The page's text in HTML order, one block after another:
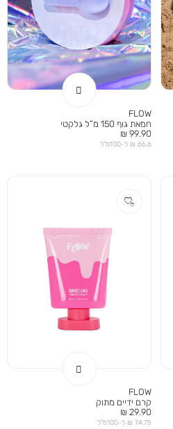
FLOW
חמאת גוף 150 מ”ל גלקטי
מחיר
מוצר
99.90 ₪
66.6 ₪ ל-100מ”ל
FLOW
קרם ידיים מתוק
מחיר
מוצר
29.90 ₪
74.75 ₪ ל-100מ”ל